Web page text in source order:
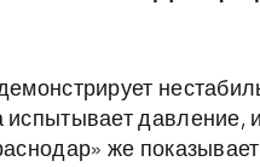
испытывает давление,
же